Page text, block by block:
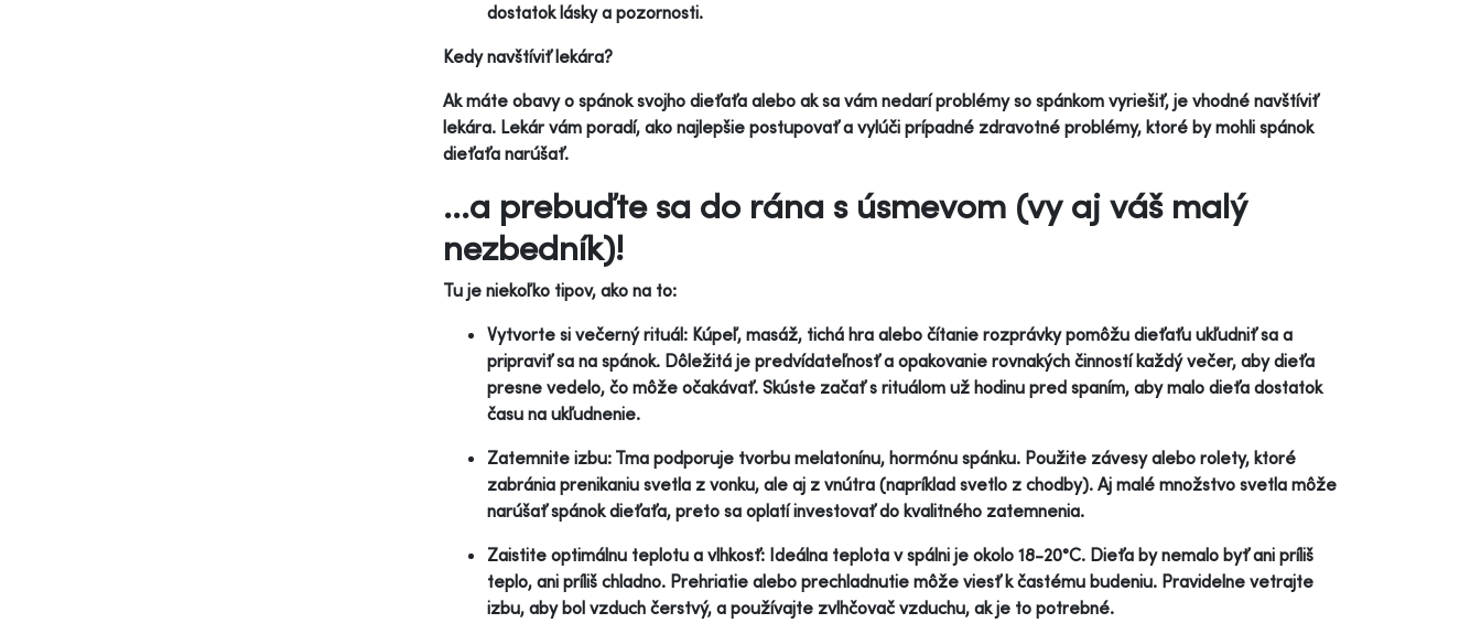
dostatok lásky a pozornosti.
Kedy navštíviť lekára?
Ak máte obavy o spánok svojho dieťaťa alebo ak sa vám nedarí problémy so spánkom vyriešiť, je vhodné navštíviť
lekára. Lekár vám poradí, ako najlepšie postupovať a vylúči prípadné zdravotné problémy, ktoré by mohli spánok
dieťaťa narúšať.
...a prebuďte sa do rána s úsmevom (vy aj váš malý
nezbedník)!
Tu je niekoľko tipov, ako na to:
Vytvorte si večerný rituál: Kúpeľ, masáž, tichá hra alebo čítanie rozprávky pomôžu dieťaťu ukľudniť sa a
pripraviť sa na spánok. Dôležitá je predvídateľnosť a opakovanie rovnakých činností každý večer, aby dieťa
presne vedelo, čo môže očakávať. Skúste začať s rituálom už hodinu pred spaním, aby malo dieťa dostatok
času na ukľudnenie.
Zatemnite izbu: Tma podporuje tvorbu melatonínu, hormónu spánku. Použite závesy alebo rolety, ktoré
zabránia prenikaniu svetla z vonku, ale aj z vnútra (napríklad svetlo z chodby). Aj malé množstvo svetla môže
narúšať spánok dieťaťa, preto sa oplatí investovať do kvalitného zatemnenia.
Zaistite optimálnu teplotu a vlhkosť: Ideálna teplota v spálni je okolo 18-20°C. Dieťa by nemalo byť ani príliš
teplo, ani príliš chladno. Prehriatie alebo prechladnutie môže viesť k častému budeniu. Pravidelne vetrajte
izbu, aby bol vzduch čerstvý, a používajte zvlhčovač vzduchu, ak je to potrebné.